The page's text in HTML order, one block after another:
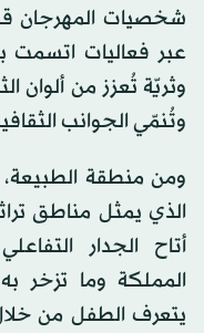
شخصيات المهرجان
عبر فعاليات اتسمت
وثريّة تُعزز من ألوان
وتُنمّي الجوانب
ومن منطقة
الذي يمثل مناطق
أتاح الجدار
المملكة وما تزخر
يتعرف الطفل من